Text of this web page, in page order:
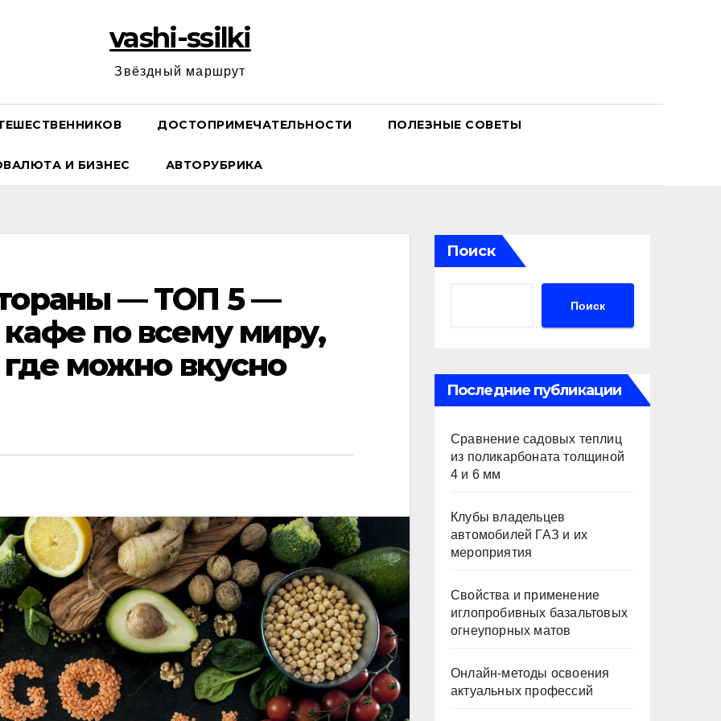
vashi-ssilki
Звёздный маршрут
ДОСТОПРИМЕЧАТЕЛЬНОСТИ ПОЛЕЗНЫЕ СОВЕТЫ
И БИЗНЕС АВТОРУБРИКА
— ТОП 5 —
по всему миру,
где можно вкусно
Поиск
Поиск
Последние публикации
Сравнение садовых теплиц
из поликарбоната толщиной
4 и 6 мм
Клубы владельцев
автомобилей ГАЗ и их
мероприятия
Свойства и применение
иглопробивных базальтовых
огнеупорных матов
Онлайн-методы освоения
актуальных профессий